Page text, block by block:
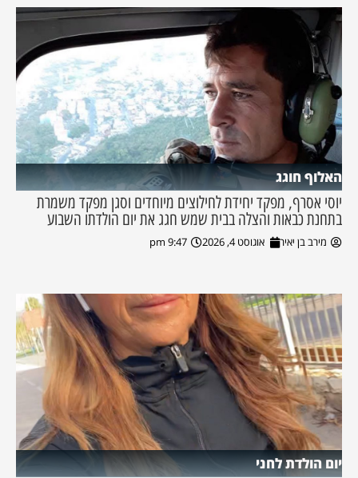
האלוף חוגג
יוסי אסרף, מפקד יחידת לחילוצים מיוחדים וסגן מפקד משמרת
בתחנת כבאות והצלה בבית שמש חגג את יום הולדתו השבוע
מירב בן יאיר אוגוסט 4, 2026 9:47 pm
יום הולדת לחני